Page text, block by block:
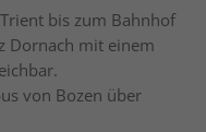
bis zum Bahnhof
Dornach mit einem
von Bozen über